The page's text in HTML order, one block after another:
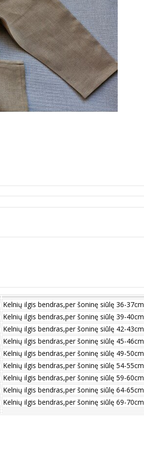
Kelnių ilgis bendras,per šoninę siūlę 36-37cm
Kelnių ilgis bendras,per šoninę siūlę 39-40cm
Kelnių ilgis bendras,per šoninę siūlę 42-43cm
Kelnių ilgis bendras,per šoninę siūlę 45-46cm
Kelnių ilgis bendras,per šoninę siūlę 49-50cm
Kelnių ilgis bendras,per šoninę siūlę 54-55cm
Kelnių ilgis bendras,per šoninę siūlę 59-60cm
Kelnių ilgis bendras,per šoninę siūlę 64-65cm
Kelnių ilgis bendras,per šoninę siūlę 69-70cm